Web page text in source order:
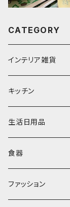
CATEGORY
インテリア雑貨
置物・オブジェ
ミラー
ぬいぐるみ
時計
キッチン
水筒・マグ
カトラリー
食器
生活日用品
タオル・ハンカチ
キッチンクロス
その他
食器
コップ・マグカップ
ファッション